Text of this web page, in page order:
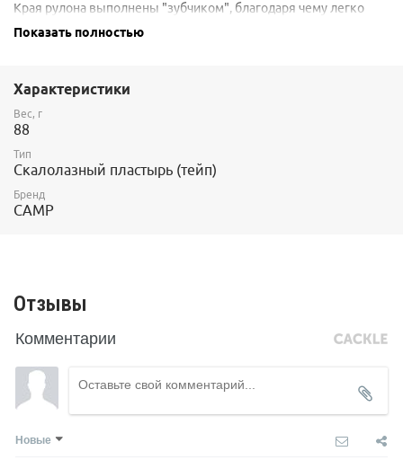
Края рулона выполнены "зубчиком", благодаря чему легко
оторвать ленту необходимой длины. По ширине для разрыва
лучше предварительно надрезать ножницами.
Клейкость чуть выше среднего. С поврежденной кожи может
отрываться с болезненными ощущениями, но зато и держится
тоже неплохо.
Размер рулона: 65*38 мм, при длине 10 метров.
Показать полностью
Характеристики
Вес, г
88
Тип
Скалолазный пластырь (тейп)
Бренд
CAMP
Отзывы
Комментарии
Новые